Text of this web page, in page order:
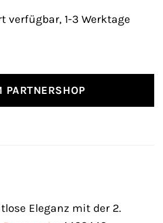
verfügbar, 1-3 Werktage
PARTNERSHOP
Eleganz mit der 2.